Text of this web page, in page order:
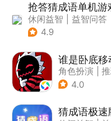
抢答猜成语单机游
休闲益智
益智问答
| 成语
4.9
谁是卧底移
角色扮演
| 谁是卧底
4.0
猜成语极速